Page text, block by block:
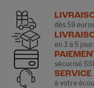
dès 59
en 3 à 5
sécurisé
SERVICE
à votre